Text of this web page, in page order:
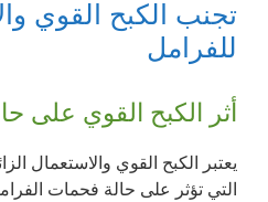
تجنب الكبح القوي
للفرامل
أثر الكبح القوي على
يعتبر الكبح القوي والاستعمال
التي تؤثر على حالة فحمات